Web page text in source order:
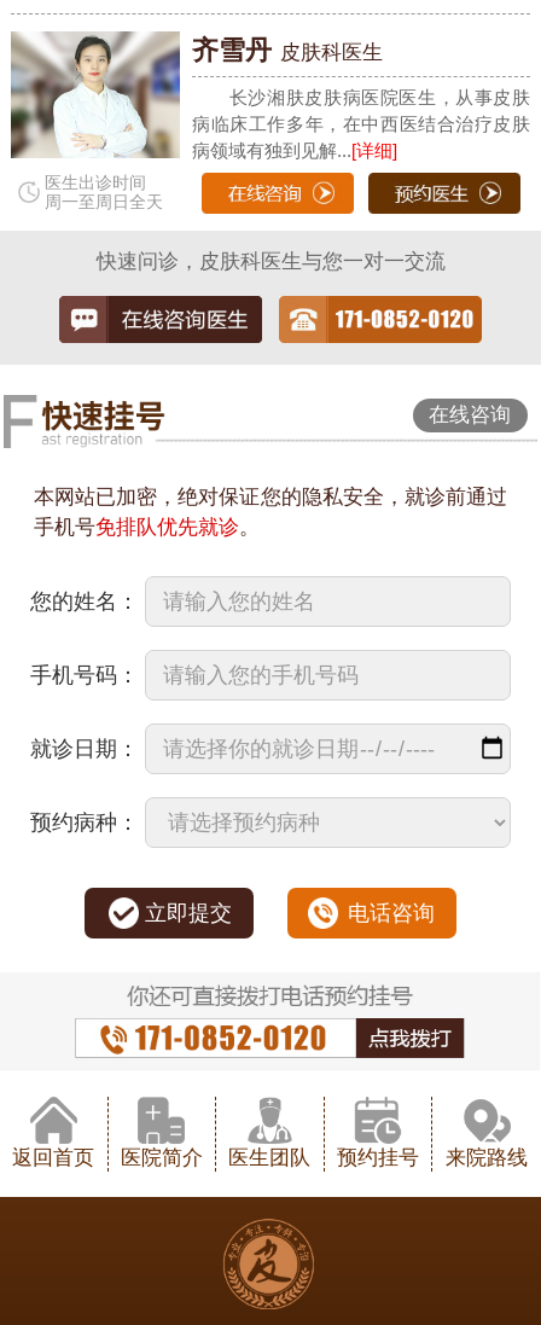
医生出诊时间
周一至周日全天
齐雪丹 皮肤科医生
长沙湘肤皮肤病医院医生，从事皮肤
病临床工作多年，在中西医结合治疗皮肤
病领域有独到见解...[详细]
快速问诊，皮肤科医生与您一对一交流
在线咨询
本网站已加密，绝对保证您的隐私安全，就诊前通过
手机号免排队优先就诊。
您的姓名：
手机号码：
就诊日期：
预约病种：
立即提交 电话咨询
返回首页 医院简介 医生团队 预约挂号 来院路线